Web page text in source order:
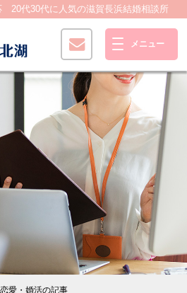
20代30代に人気の滋賀長浜結婚相談所
愛・婚活の記事